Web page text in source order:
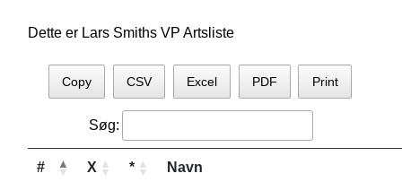
Dette er Lars Smiths VP Artsliste
Copy CSV Excel PDF Print
Søg:
# X * Navn